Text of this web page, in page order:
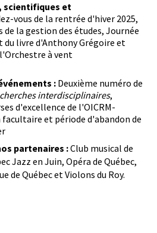
scientifiques et
vous de la rentrée d'hiver 2025,
la gestion des études, Journée
livre d'Anthony Grégoire et
à vent
: Deuxième numéro de
interdisciplinaires,
d'excellence de l'OICRM-
et période d'abandon de
partenaires :Club musical de
Jazz en Juin, Opéra de Québec,
de Québec et Violons du Roy.